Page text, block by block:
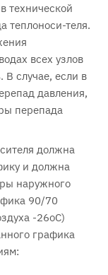
технической
теплоноси-теля.
всех узлов
В случае, если в
давления,
перепада
должна
и должна
наружного
фика 90/70
-26оС)
графика